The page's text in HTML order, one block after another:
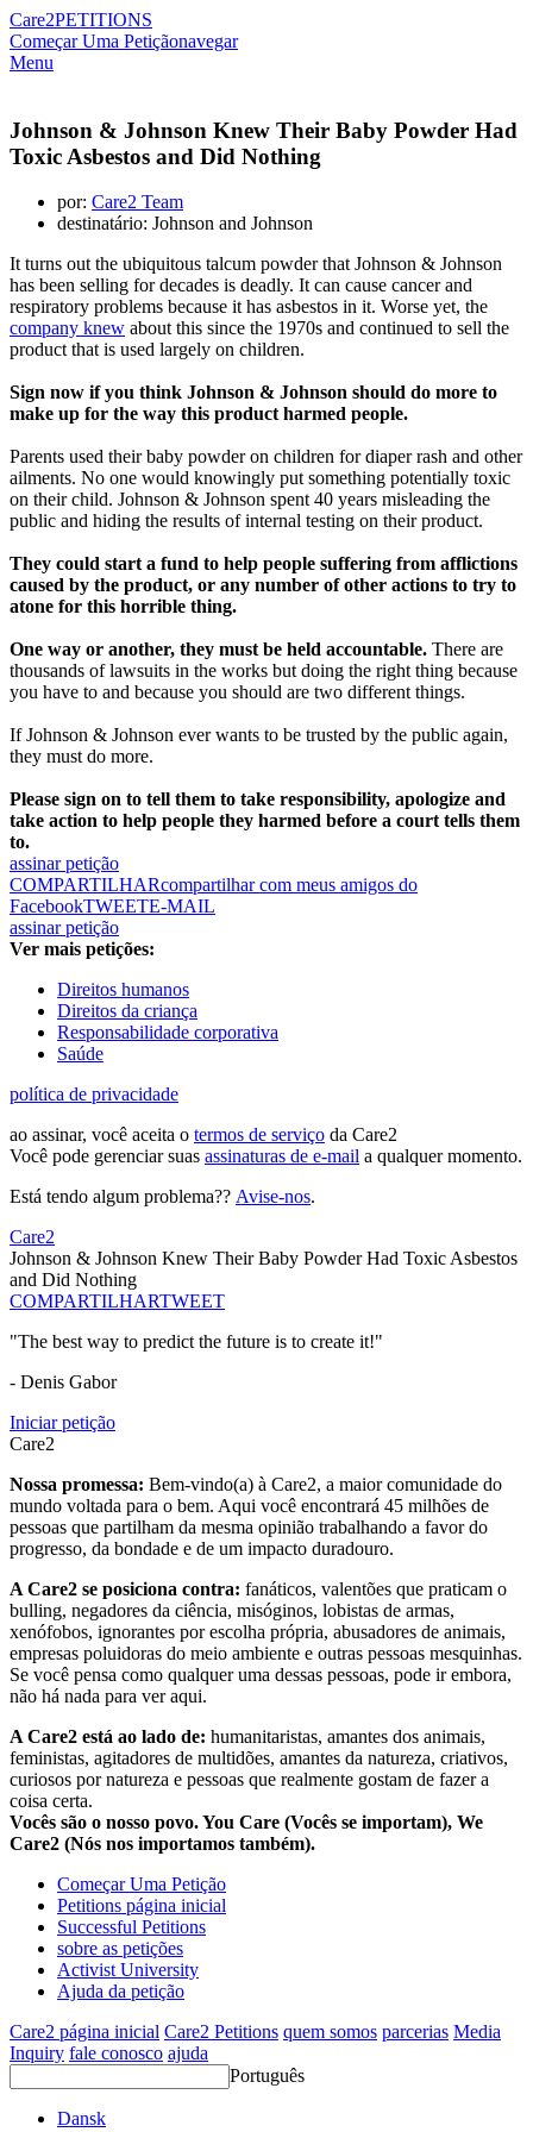
Care2PETITIONS
Começar Uma Petiçãonavegar
Menu
Johnson & Johnson Knew Their Baby Powder Had
Toxic Asbestos and Did Nothing
por: Care2 Team
destinatário: Johnson and Johnson
It turns out the ubiquitous talcum powder that Johnson & Johnson
has been selling for decades is deadly. It can cause cancer and
respiratory problems because it has asbestos in it. Worse yet, the
company knew about this since the 1970s and continued to sell the
product that is used largely on children.
Sign now if you think Johnson & Johnson should do more to
make up for the way this product harmed people.
Parents used their baby powder on children for diaper rash and other
ailments. No one would knowingly put something potentially toxic
on their child. Johnson & Johnson spent 40 years misleading the
public and hiding the results of internal testing on their product.
They could start a fund to help people suffering from afflictions
caused by the product, or any number of other actions to try to
atone for this horrible thing.
One way or another, they must be held accountable. There are
thousands of lawsuits in the works but doing the right thing because
you have to and because you should are two different things.
If Johnson & Johnson ever wants to be trusted by the public again,
they must do more.
Please sign on to tell them to take responsibility, apologize and
take action to help people they harmed before a court tells them
to.
assinar petição
COMPARTILHARcompartilhar com meus amigos do
FacebookTWEETE-MAIL
assinar petição
Ver mais petições:
Direitos humanos
Direitos da criança
Responsabilidade corporativa
Saúde
política de privacidade
ao assinar, você aceita o termos de serviço da Care2
Você pode gerenciar suas assinaturas de e-mail a qualquer momento.
Está tendo algum problema?? Avise-nos.
Care2
Johnson & Johnson Knew Their Baby Powder Had Toxic Asbestos
and Did Nothing
COMPARTILHARTWEET
"The best way to predict the future is to create it!"
- Denis Gabor
Iniciar petição
Care2
Nossa promessa: Bem-vindo(a) à Care2, a maior comunidade do
mundo voltada para o bem. Aqui você encontrará 45 milhões de
pessoas que partilham da mesma opinião trabalhando a favor do
progresso, da bondade e de um impacto duradouro.
A Care2 se posiciona contra: fanáticos, valentões que praticam o
bulling, negadores da ciência, misóginos, lobistas de armas,
xenófobos, ignorantes por escolha própria, abusadores de animais,
empresas poluidoras do meio ambiente e outras pessoas mesquinhas.
Se você pensa como qualquer uma dessas pessoas, pode ir embora,
não há nada para ver aqui.
A Care2 está ao lado de: humanitaristas, amantes dos animais,
feministas, agitadores de multidões, amantes da natureza, criativos,
curiosos por natureza e pessoas que realmente gostam de fazer a
coisa certa.
Vocês são o nosso povo. You Care (Vocês se importam), We
Care2 (Nós nos importamos também).
Começar Uma Petição
Petitions página inicial
Successful Petitions
sobre as petições
Activist University
Ajuda da petição
Care2 página inicial Care2 Petitions quem somos parcerias Media
Inquiry fale conosco ajuda
Português
Dansk